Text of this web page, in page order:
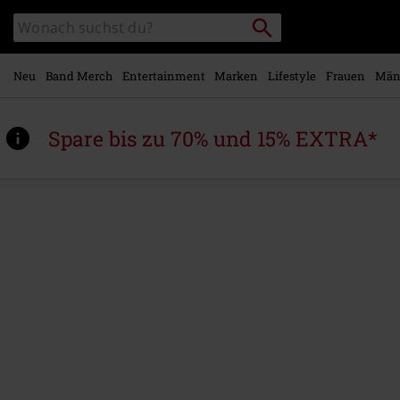
Hauptinhalt
springen
Katalog
durchsuchen
Packstation
suchen
Neu Band Merch Entertainment Marken Lifestyle Frauen
Spare bis zu 70% und 15% EXTRA*